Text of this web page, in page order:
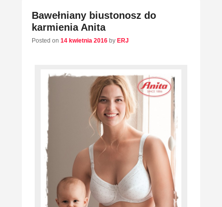
Bawełniany biustonosz do
karmienia Anita
Posted on 14 kwietnia 2016 by ERJ